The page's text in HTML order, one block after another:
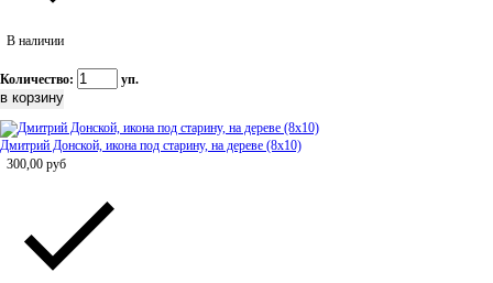
В наличии
Количество: уп.
Дмитрий Донской, икона под старину, на дереве (8x10)
300,00 руб